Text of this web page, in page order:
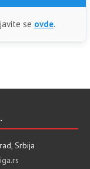
se ovde.
Srbija